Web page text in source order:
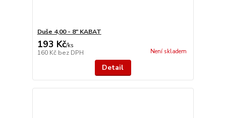
Duše 4,00 - 8" KABAT
193 Kč/ks
160 Kč bez DPH Není skladem
Detail